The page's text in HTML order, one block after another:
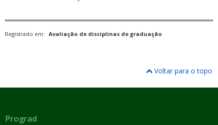
Registrado em: Avaliação de disciplinas de graduação
Voltar para o topo
Prograd